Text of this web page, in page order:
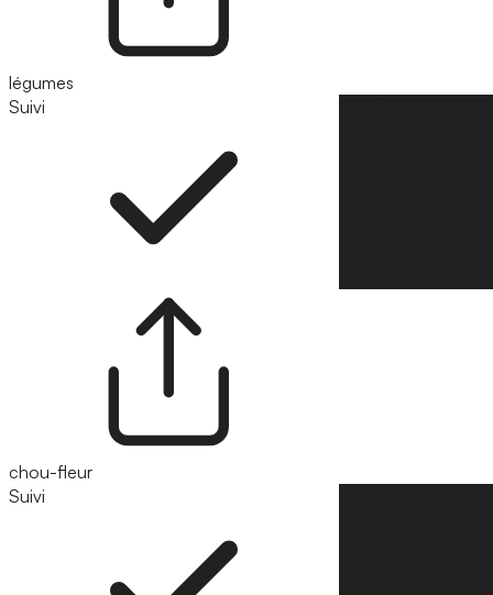
légumes
Suivi
chou-fleur
Suivi